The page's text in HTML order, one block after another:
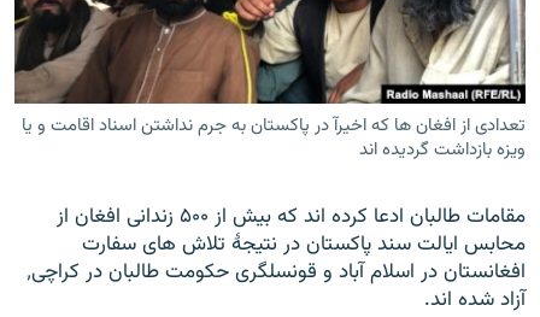
صفحه پشتو
Azadi English
به ما بپیوندید
همۀ سایت‌های رادیو آزادی/ رادیو اروپای آزاد
تعدادی از افغان ها که اخیرآ در پاکستان به جرم نداشتن اسناد اقامت و یا
ویزه بازداشت گردیده اند
مقامات طالبان ادعا کرده اند که بیش از ۵۰۰ زندانی افغان از
محابس ایالت سند پاکستان در نتیجۀ تلاش های سفارت
افغانستان در اسلام آباد و قونسلگری حکومت طالبان در کراچی٬
آزاد شده اند.